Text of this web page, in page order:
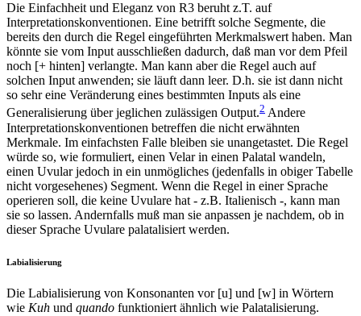
Die Einfachheit und Eleganz von R3 beruht z.T. auf
Interpretationskonventionen. Eine betrifft solche Segmente, die
bereits den durch die Regel eingeführten Merkmalswert haben. Man
könnte sie vom Input ausschließen dadurch, daß man vor dem Pfeil
noch [+ hinten] verlangte. Man kann aber die Regel auch auf
solchen Input anwenden; sie läuft dann leer. D.h. sie ist dann nicht
so sehr eine Veränderung eines bestimmten Inputs als eine
Generalisierung über jeglichen zulässigen Output.2 Andere
Interpretationskonventionen betreffen die nicht erwähnten
Merkmale. Im einfachsten Falle bleiben sie unangetastet. Die Regel
würde so, wie formuliert, einen Velar in einen Palatal wandeln,
einen Uvular jedoch in ein unmögliches (jedenfalls in obiger Tabelle
nicht vorgesehenes) Segment. Wenn die Regel in einer Sprache
operieren soll, die keine Uvulare hat - z.B. Italienisch -, kann man
sie so lassen. Andernfalls muß man sie anpassen je nachdem, ob in
dieser Sprache Uvulare palatalisiert werden.
Labialisierung
Die Labialisierung von Konsonanten vor [u] und [w] in Wörtern
wie Kuh und quando funktioniert ähnlich wie Palatalisierung.